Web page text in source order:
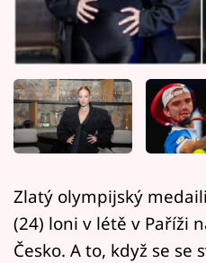
Filmový festival
Pořady
Mámy sobě
Sledujte nás
Zlatý olympijský
(24) loni v létě v Paříži
Česko. A to, když se se